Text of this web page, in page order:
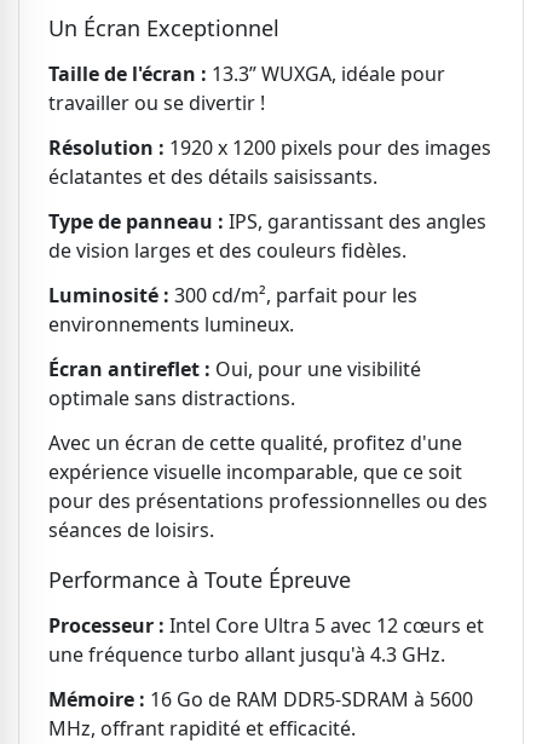
Un Écran Exceptionnel
Taille de l'écran : 13.3” WUXGA, idéale pour
travailler ou se divertir !
Résolution : 1920 x 1200 pixels pour des images
éclatantes et des détails saisissants.
Type de panneau : IPS, garantissant des angles
de vision larges et des couleurs fidèles.
Luminosité : 300 cd/m², parfait pour les
environnements lumineux.
Écran antireflet : Oui, pour une visibilité
optimale sans distractions.
Avec un écran de cette qualité, profitez d'une
expérience visuelle incomparable, que ce soit
pour des présentations professionnelles ou des
séances de loisirs.
Performance à Toute Épreuve
Processeur : Intel Core Ultra 5 avec 12 cœurs et
une fréquence turbo allant jusqu'à 4.3 GHz.
Mémoire : 16 Go de RAM DDR5-SDRAM à 5600
MHz, offrant rapidité et efficacité.